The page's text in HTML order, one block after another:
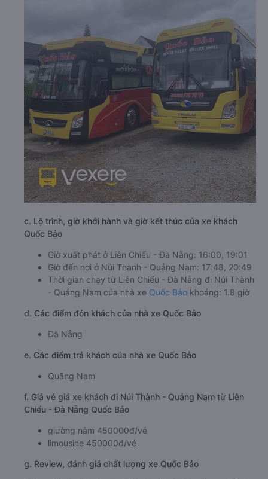
c. Lộ trình, giờ khởi hành và giờ kết thúc của xe khách
Quốc Bảo
Giờ xuất phát ở Liên Chiểu - Đà Nẵng: 16:00, 19:01
Giờ đến nơi ở Núi Thành - Quảng Nam: 17:48, 20:49
Thời gian chạy từ Liên Chiểu - Đà Nẵng đi Núi Thành
- Quảng Nam của nhà xe Quốc Bảo khoảng: 1.8 giờ
d. Các điểm đón khách của nhà xe Quốc Bảo
Đà Nẵng
e. Các điểm trả khách của nhà xe Quốc Bảo
Quãng Nam
f. Giá vé giá xe khách đi Núi Thành - Quảng Nam từ Liên
Chiểu - Đà Nẵng Quốc Bảo
giường nằm 450000đ/vé
limousine 450000đ/vé
g. Review, đánh giá chất lượng xe Quốc Bảo